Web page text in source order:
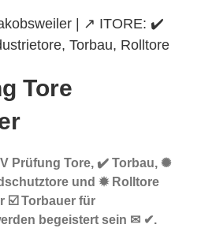
| ↗️ ITORE: ✔️
Torbau, Rolltore
Tore
Prüfung Tore, ✔️ Torbau, ✺
und ✹ Rolltore
☑️ Torbauer für
begeistert sein ✉ ✔.